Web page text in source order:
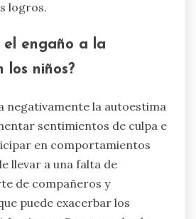
su desarrollo moral,
distorsionada de la
Como resultado, estos
y una falta de
el engaño a la
niños?